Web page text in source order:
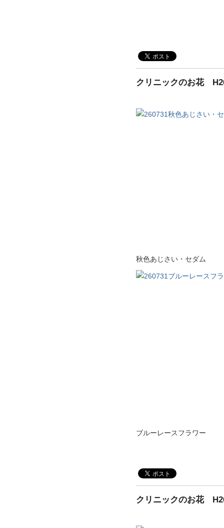
クリニックのお花
秋色あじさい・セダム
ブルーレースフラワー
クリニックのお花